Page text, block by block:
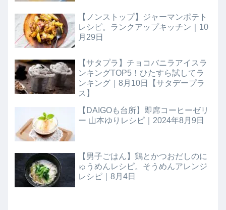
【ノンストップ】ジャーマンポテト
レシピ。ランクアップキッチン｜10
月29日
【サタプラ】チョコバニラアイスラ
ンキングTOP5！ひたすら試してラ
ンキング｜8月10日【サタデープラ
ス】
【DAIGOも台所】即席コーヒーゼリ
ー 山本ゆりレシピ｜2024年8月9日
【男子ごはん】鶏とかつおだしのに
ゅうめんレシピ。そうめんアレンジ
レシピ｜8月4日